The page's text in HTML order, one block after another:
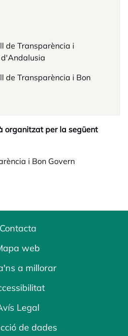
de Transparència i
de Transparència i Bon
organitzat per la següent
i Bon Govern
Contacta
web
a millorar
Legal
de dades